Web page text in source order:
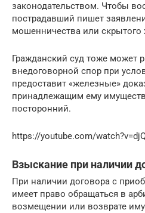
законодательством. Чтобы
пострадавший пишет
мошенничества или скрытого
Гражданский суд тоже может
внедоговорной спор при
предоставит «железные»
принадлежащим ему
посторонний.
https://youtube.com/
Взыскание при наличии
При наличии договора с
имеет право обращаться в
возмещении или возврате